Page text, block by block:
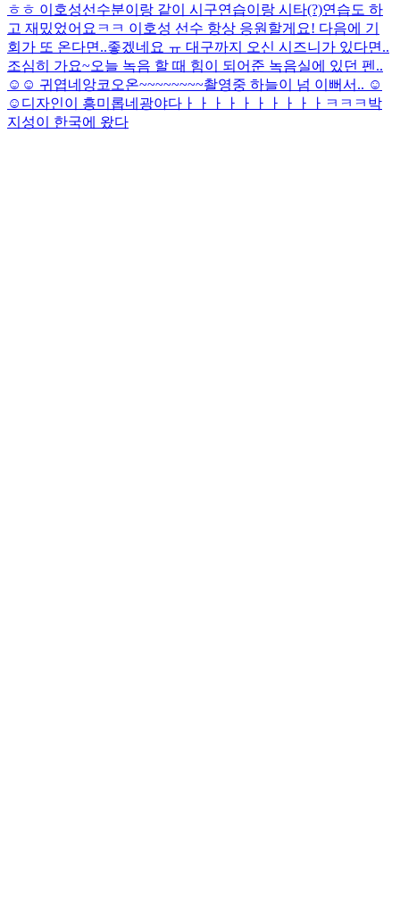
ㅎㅎ 이호성선수분이랑 같이 시구연습이랑 시타(?)연습도 하
고 재밌었어요ㅋㅋ 이호성 선수 항상 응원할게요! 다음에 기
회가 또 온다면..좋겠네요 ㅠ 대구까지 오신 시즈니가 있다면..
조심히 가요~오늘 녹음 할 때 힘이 되어준 녹음실에 있던 펜..
☺️☺️ 귀엽네 앙코오온~~~~~~~~촬영중 하늘이 넘 이뻐서.. ☺️
☺️ 디자인이 흥미롭네 광야다ㅏㅏㅏㅏㅏㅏㅏㅏㅏㅏㅋㅋㅋ 박
지성이 한국에 왔다